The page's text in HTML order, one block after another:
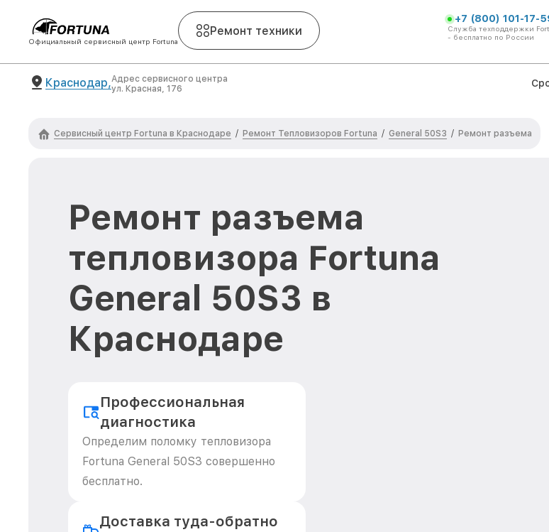
Официальный сервисный центр Fortuna
Ремонт техники
+7 (800) 101-17-
Служба техподдержки
- бесплатно по России
Краснодар,Адрес сервисного центра
ул. Красная, 176
Сервисный центр Fortuna в Краснодаре / Ремонт Тепловизоров Fortuna / General 50S3 / Ремонт разъема
Ремонт разъема
тепловизора Fortuna
General 50S3 в
Краснодаре
Профессиональная
диагностика
Определим поломку тепловизора
Fortuna General 50S3 совершенно
бесплатно.
Доставка туда-обратно